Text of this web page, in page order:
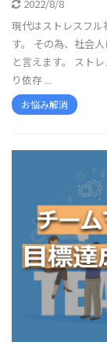
2022/8/8
現代はストレスフ
す。 その為、社会
と言えます。 スト
り依存 ...
お悩み解消